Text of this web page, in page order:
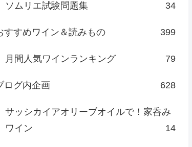
ソムリエ試験問題集 34
すすめワイン＆読みもの 399
月間人気ワインランキング 79
ログ内企画 628
サッシカイアオリーブオイルで！家呑み
ワイン
14